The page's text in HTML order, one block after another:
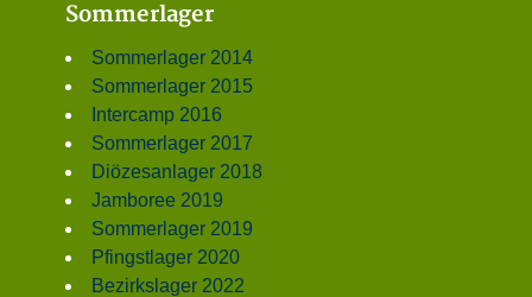
Sommerlager
Sommerlager 2014
Sommerlager 2015
Intercamp 2016
Sommerlager 2017
Diözesanlager 2018
Jamboree 2019
Sommerlager 2019
Pfingstlager 2020
Bezirkslager 2022